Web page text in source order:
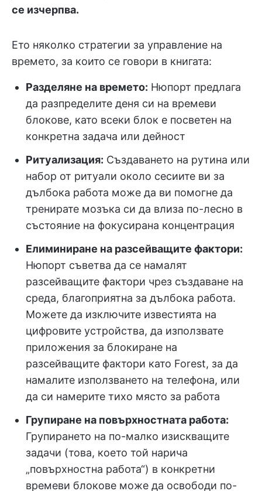
се изчерпва.
Ето няколко стратегии за управление на
времето, за които се говори в книгата:
Разделяне на времето: Нюпорт предлага
да разпределите деня си на времеви
блокове, като всеки блок е посветен на
конкретна задача или дейност
Ритуализация: Създаването на рутина или
набор от ритуали около сесиите ви за
дълбока работа може да ви помогне да
тренирате мозъка си да влиза по-лесно в
състояние на фокусирана концентрация
Елиминиране на разсейващите фактори:
Нюпорт съветва да се намалят
разсейващите фактори чрез създаване на
среда, благоприятна за дълбока работа.
Можете да изключите известията на
цифровите устройства, да използвате
приложения за блокиране на
разсейващите фактори като Forest, за да
намалите използването на телефона, или
да си намерите тихо място за работа
Групиране на повърхностната работа:
Групирането на по-малко изискващите
задачи (това, което той нарича
„повърхностна работа“) в конкретни
времеви блокове може да освободи по-